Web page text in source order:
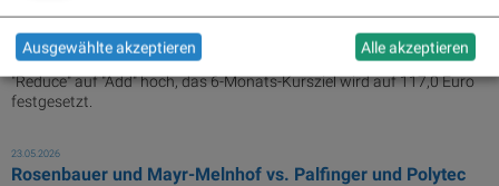
Upgrade für Erste Group-Aktie
Die Analysten derBaaderBank
stufen die Erste Group-Aktie von
"Reduce" auf "Add" hoch, das 6-Monats-Kursziel wird auf 117,0 Euro
festgesetzt.
23.05.2026
Rosenbauer und Mayr-Melnhof vs. Palfinger und Polytec
Ausgewählte akzeptieren Alle akzeptieren